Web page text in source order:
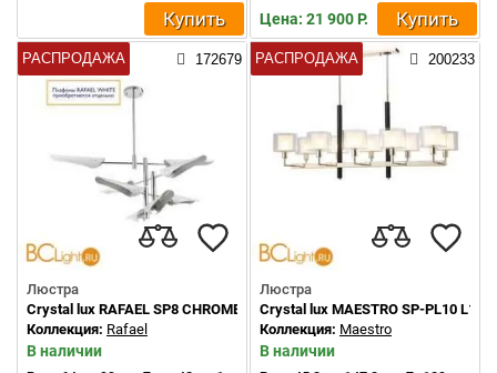
Купить Цена: 21 900 Р. Купить
РАСПРОДАЖА 172679
Люстра
Crystal lux RAFAEL SP8 CHROME
Коллекция: Rafael
В наличии
РАСПРОДАЖА 200233
Люстра
Crystal lux MAESTRO SP-PL10
Коллекция: Maestro
В наличии